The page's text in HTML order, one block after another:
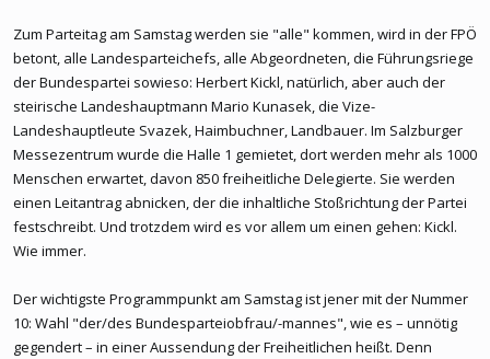
Zum Parteitag am Samstag werden sie "alle" kommen, wird in der FPÖ
betont, alle Landesparteichefs, alle Abgeordneten, die Führungsriege
der Bundespartei sowieso: Herbert Kickl, natürlich, aber auch der
steirische Landeshauptmann Mario Kunasek, die Vize-
Landeshauptleute Svazek, Haimbuchner, Landbauer. Im Salzburger
Messezentrum wurde die Halle 1 gemietet, dort werden mehr als 1000
Menschen erwartet, davon 850 freiheitliche Delegierte. Sie werden
einen Leitantrag abnicken, der die inhaltliche Stoßrichtung der Partei
festschreibt. Und trotzdem wird es vor allem um einen gehen: Kickl.
Wie immer.
Der wichtigste Programmpunkt am Samstag ist jener mit der Nummer
10: Wahl "der/des Bundesparteiobfrau/-mannes", wie es – unnötig
gegendert – in einer Aussendung der Freiheitlichen heißt. Denn